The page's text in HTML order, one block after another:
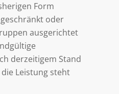
Form
oder
ausgerichtet
derzeitigem Stand
Leistung steht